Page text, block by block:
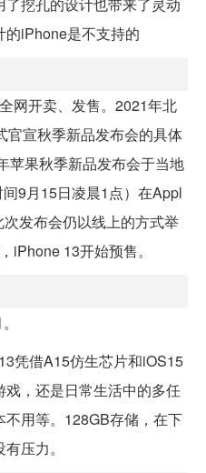
的iPhone是不支持的
网开卖、发售。2021年北
官宣秋季新品发布会的具体
苹果秋季新品发布会于当地
9月15日凌晨1点）在Appl
发布会仍以线上的方式举
iPhone 13开始预售。
凭借A15仿生芯片和iOS15
，还是日常生活中的多任
用等。128GB存储，在下
压力。